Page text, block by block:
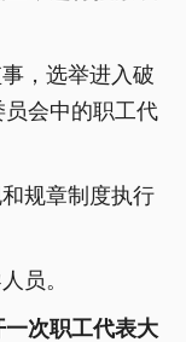
，选举进入破
会中的职工代
规章制度执行
员。
一次职工代表大